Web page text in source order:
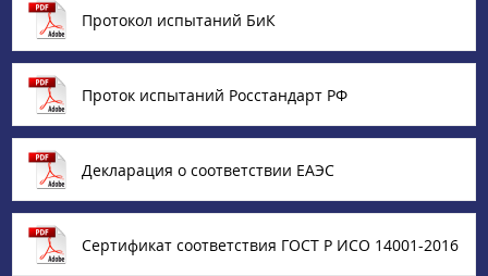
Протокол испытаний БиК
Проток испытаний Росстандарт РФ
Декларация о соответствии ЕАЭС
Сертификат соответствия ГОСТ Р ИСО 14001-2016